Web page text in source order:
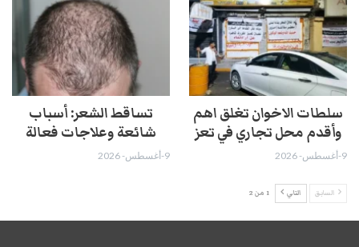
سلطات الاخوان تغلق اهم
وأقدم محل تجاري في تعز
9-أغسطس- 2026
تساقط الشعر: أسباب
شائعة وعلاجات فعالة
9-أغسطس- 2026
السابق التالي 1 من 2